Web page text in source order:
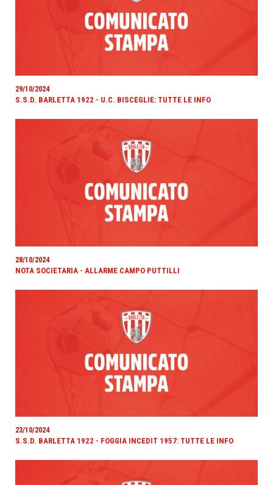
29/10/2024
S.S.D. BARLETTA 1922 - U.C. BISCEGLIE: TUTTE LE INFO
28/10/2024
NOTA SOCIETARIA - ALLARME CAMPO PUTTILLI
23/10/2024
S.S.D. BARLETTA 1922 - FOGGIA INCEDIT 1957: TUTTE LE INFO